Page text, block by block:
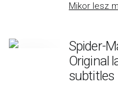
Mikor lesz
Spider-
Original
subtitles